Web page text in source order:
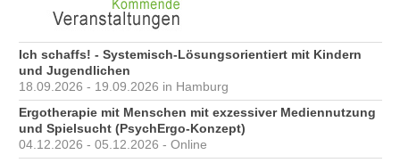
Ich schaffs! - Systemisch-Lösungsorientiert mit Kindern
und Jugendlichen
18.09.2026 - 19.09.2026 in Hamburg
Ergotherapie mit Menschen mit exzessiver Mediennutzung
und Spielsucht (PsychErgo-Konzept)
04.12.2026 - 05.12.2026 - Online